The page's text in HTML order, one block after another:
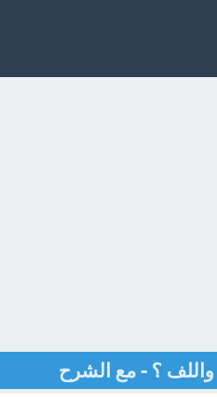
؟ - مع الشرح